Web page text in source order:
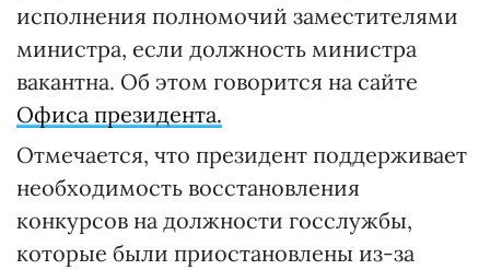
исполнения полномочий заместителями
министра, если должность министра
вакантна. Об этом говорится на сайте
Офиса президента.
Отмечается, что президент поддерживает
необходимость восстановления
конкурсов на должности госслужбы,
которые были приостановлены из-за